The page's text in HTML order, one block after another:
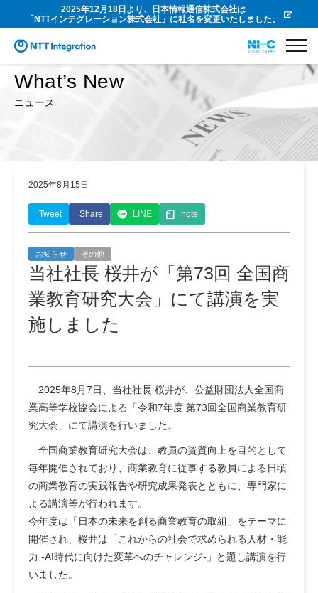
2025年12月18日より、日本情報通信株式会社は
「NTTインテグレーション株式会社」に社名を変更いたしました。
What’s New
ニュース
2025年8月15日
Tweet Share LINE note
お知らせ その他
当社社長 桜井が「第73回 全国商
業教育研究大会」にて講演を実
施しました
2025年8月7日、当社社長 桜井が、公益財団法人全国商
業高等学校協会による「令和7年度 第73回全国商業教育研
究大会」にて講演を行いました。
全国商業教育研究大会は、教員の資質向上を目的として
毎年開催されており、商業教育に従事する教員による日頃
の商業教育の実践報告や研究成果発表とともに、専門家に
よる講演等が行われます。
今年度は「日本の未来を創る商業教育の取組」をテーマに
開催され、桜井は「これからの社会で求められる人材・能
力 -AI時代に向けた変革へのチャレンジ-」と題し講演を行
いました。